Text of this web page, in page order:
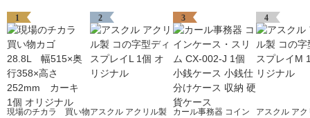
1
現場のチカラ 買い物
2
アスクル アクリル製
3
カール事務器 コイン
4
アスクル ア